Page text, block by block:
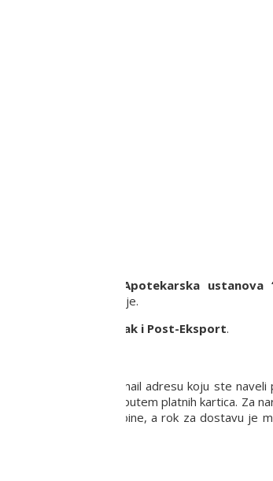
Apotekarska ustanova
Republike Srbije.
usluge
Post-Pak i Post-Eksport.
na Vašu e-mail adresu koju ste
robe pouzećem ili putem platnih kartica. Za
sa potvrdom narudžbine, a rok za dostavu je